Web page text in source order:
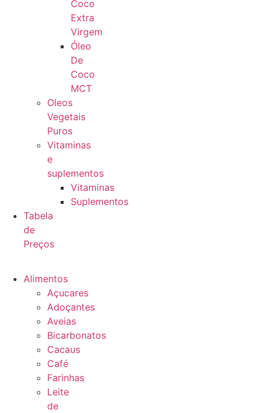
Coco
Extra
Virgem
Óleo
De
Coco
MCT
Oleos
Vegetais
Puros
Vitaminas
e
suplementos
Vitaminas
Suplementos
Tabela
de
Preços
Alimentos
Açucares
Adoçantes
Aveias
Bicarbonatos
Cacaus
Café
Farinhas
Leite
de